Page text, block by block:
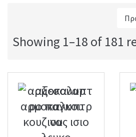
Showing 1–18 of 181